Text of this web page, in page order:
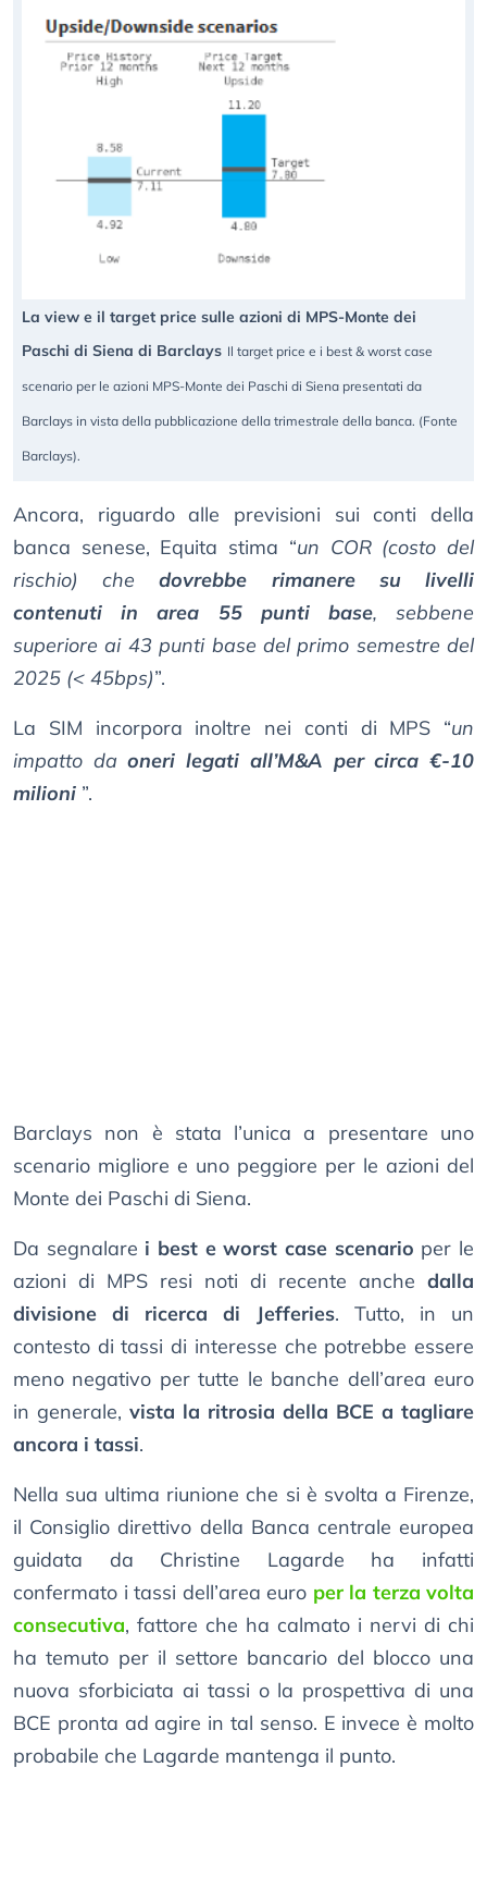
La view e il target price sulle azioni di MPS-Monte dei
Paschi di Siena di Barclays Il target price e i best & worst case
scenario per le azioni MPS-Monte dei Paschi di Siena presentati da
Barclays in vista della pubblicazione della trimestrale della banca. (Fonte
Barclays).
Ancora, riguardo alle previsioni sui conti della
banca senese, Equita stima “un COR (costo del
rischio) chedovrebbe rimanere su livelli
contenuti in area 55 punti base, sebbene
superiore ai 43 punti base del primo semestre del
2025 (< 45bps)”.
La SIM incorpora inoltre nei conti di MPS “un
impatto daoneri legati all’M&A per circa €-10
milioni ”.
Barclays non è stata l’unica a presentare uno
scenario migliore e uno peggiore per le azioni del
Monte dei Paschi di Siena.
Da segnalare i best e worst case scenario per le
azioni di MPS resi noti di recente anche dalla
divisione di ricerca di Jefferies. Tutto, in un
contesto di tassi di interesse che potrebbe essere
meno negativo per tutte le banche dell’area euro
in generale, vista la ritrosia della BCE a tagliare
ancora i tassi.
Nella sua ultima riunione che si è svolta a Firenze,
il Consiglio direttivo della Banca centrale europea
guidata da Christine Lagarde ha infatti
confermato i tassi dell’area euro per la terza volta
consecutiva, fattore che ha calmato i nervi di chi
ha temuto per il settore bancario del blocco una
nuova sforbiciata ai tassi o la prospettiva di una
BCE pronta ad agire in tal senso. E invece è molto
probabile che Lagarde mantenga il punto.